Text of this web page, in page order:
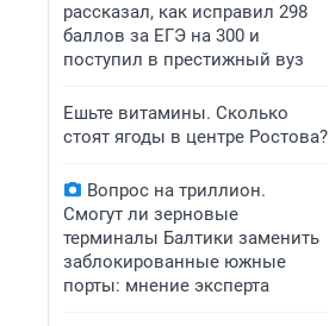
рассказал, как исправил 298
баллов за ЕГЭ на 300 и
поступил в престижный вуз
Ешьте витамины. Сколько
стоят ягоды в центре Ростова?
Вопрос на триллион.
Смогут ли зерновые
терминалы Балтики заменить
заблокированные южные
порты: мнение эксперта